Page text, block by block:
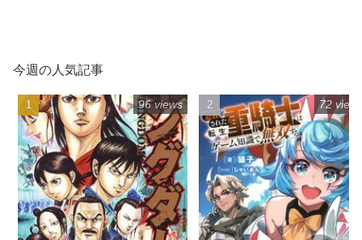
今週の人気記事
96 views 72